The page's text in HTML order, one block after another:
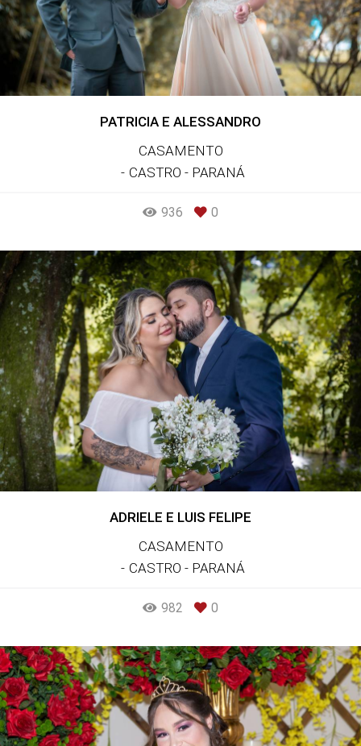
PATRICIA E ALESSANDRO
CASAMENTO
CASTRO - PARANÁ
936 0
ADRIELE E LUIS FELIPE
CASAMENTO
CASTRO - PARANÁ
982 0